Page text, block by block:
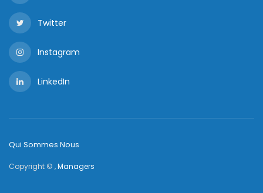
Twitter
Instagram
LinkedIn
Qui Sommes Nous
Copyright © ,Managers